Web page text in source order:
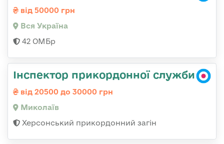
від 50000 грн
Вся Україна
42 ОМБр
Інспектор прикордонної служби
від 20500 до 30000 грн
Миколаїв
Херсонський прикордонний загін